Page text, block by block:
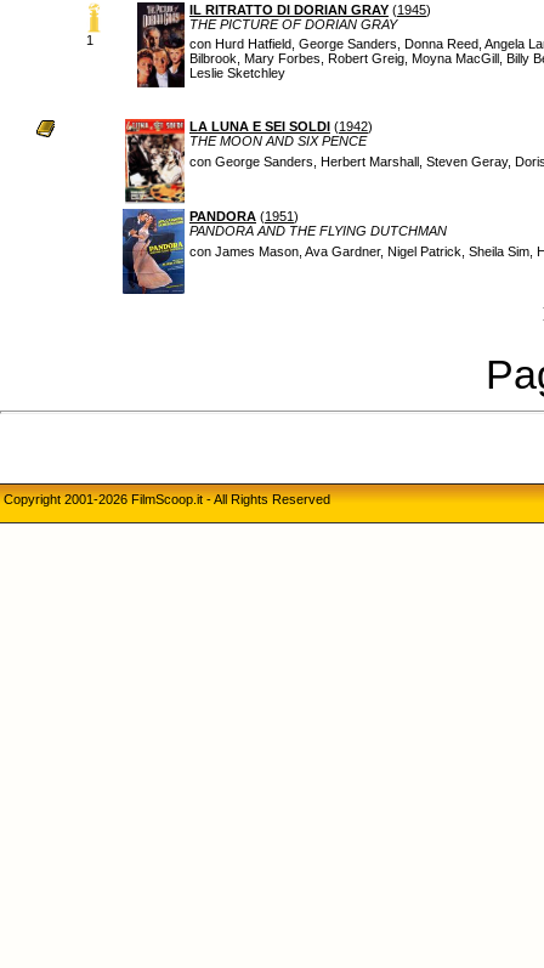
1
IL RITRATTO DI DORIAN GRAY (1945)
THE PICTURE OF DORIAN GRAY
con Hurd Hatfield, George Sanders, Donna Reed, Angela
Bilbrook, Mary Forbes, Robert Greig, Moyna MacGill, Billy
Leslie Sketchley
LA LUNA E SEI SOLDI (1942)
THE MOON AND SIX PENCE
con George Sanders, Herbert Marshall, Steven Geray,
PANDORA (1951)
PANDORA AND THE FLYING DUTCHMAN
con James Mason, Ava Gardner, Nigel Patrick, Sheila Sim,
Copyright 2001-2026 FilmScoop.it - All Rights Reserved